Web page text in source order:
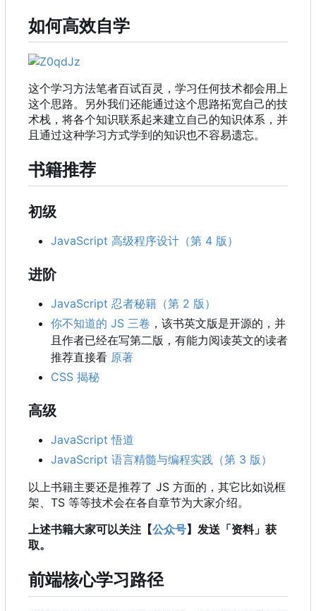
如何高效自学
这个学习方法笔者百试百灵，学习任何技术都会用上
这个思路。另外我们还能通过这个思路拓宽自己的技
术栈，将各个知识联系起来建立自己的知识体系，并
且通过这种学习方式学到的知识也不容易遗忘。
书籍推荐
初级
JavaScript 高级程序设计（第 4 版）
进阶
JavaScript 忍者秘籍（第 2 版）
你不知道的 JS 三卷 ，该书英文版是开源的，并
且作者已经在写第二版，有能力阅读英文的读者
推荐直接看 原著
CSS 揭秘
高级
JavaScript 悟道
JavaScript 语言精髓与编程实践（第 3 版）
以上书籍主要还是推荐了 JS 方面的 ， 其它比如说框
架、TS 等等技术会在各自章节为大家介绍。
上述书籍大家可以关注【公众号】发送「资料」获
取。
前端核心学习路径